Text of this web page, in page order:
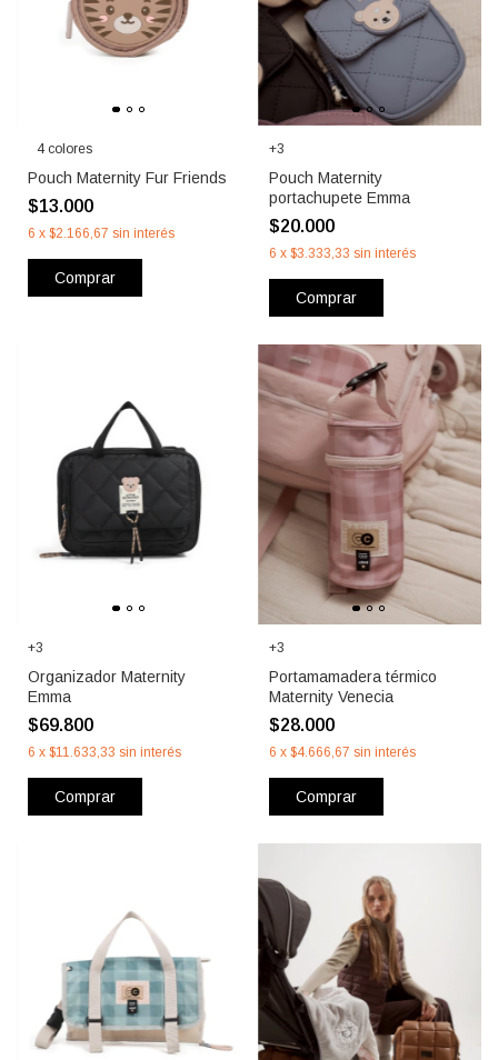
4 colores
Pouch Maternity Fur Friends
$13.000
6 x $2.166,67 sin interés
Comprar
+3
Pouch Maternity
portachupete Emma
$20.000
6 x $3.333,33 sin interés
Comprar
+3
Organizador Maternity
Emma
$69.800
6 x $11.633,33 sin interés
Comprar
+3
Portamamadera térmico
Maternity Venecia
$28.000
6 x $4.666,67 sin interés
Comprar